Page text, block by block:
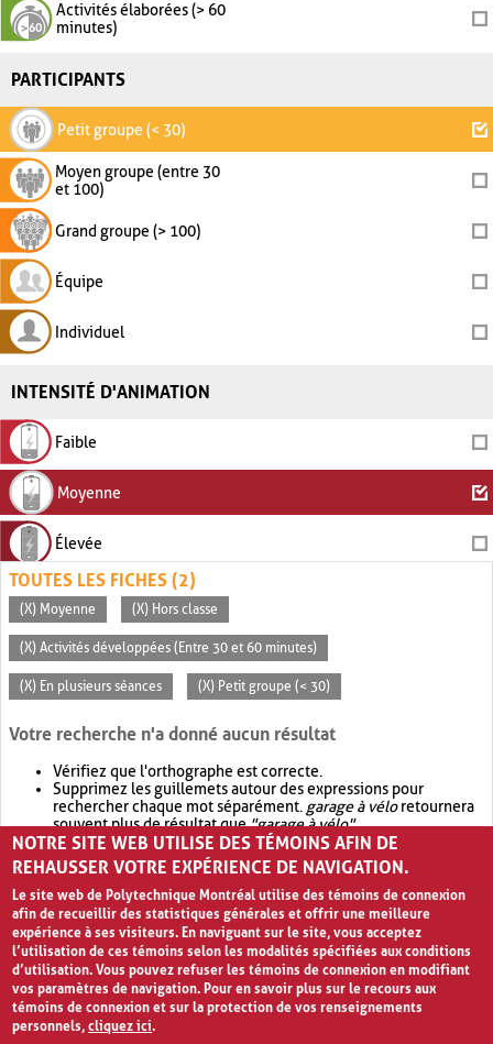
Activités élaborées (> 60
minutes)
PARTICIPANTS
Petit groupe (< 30)
Moyen groupe (entre 30
et 100)
Grand groupe (> 100)
Équipe
Individuel
INTENSITÉ D'ANIMATION
Faible
Moyenne
Élevée
TOUTES LES FICHES (2)
(X) Moyenne (X) Hors classe
(X) Activités développées (Entre 30 et 60 minutes)
(X) En plusieurs séances (X) Petit groupe (< 30)
Votre recherche n'a donné aucun résultat
Vérifiez que l'orthographe est correcte.
Supprimez les guillemets autour des expressions pour
rechercher chaque mot séparément. garage à véloretournera
souvent plus de résultat que"garage à vélo".
Envisagez d'élargir votre recherche avec OR.garage OR vélo
retournera souvent plus de résultat quegarage à vélo
NOTRE SITE WEB UTILISE DES TÉMOINS AFIN DE
REHAUSSER VOTRE EXPÉRIENCE DE NAVIGATION.
Le site web de Polytechnique Montréal utilise des témoins de connexion
afin de recueillir des statistiques générales et offrir une meilleure
expérience à ses visiteurs. En naviguant sur le site, vous acceptez
l’utilisation de ces témoins selon les modalités spécifiées aux conditions
d’utilisation. Vous pouvez refuser les témoins de connexion en modifiant
vos paramètres de navigation. Pour en savoir plus sur le recours aux
témoins de connexion et sur la protection de vos renseignements
personnels,cliquez ici.